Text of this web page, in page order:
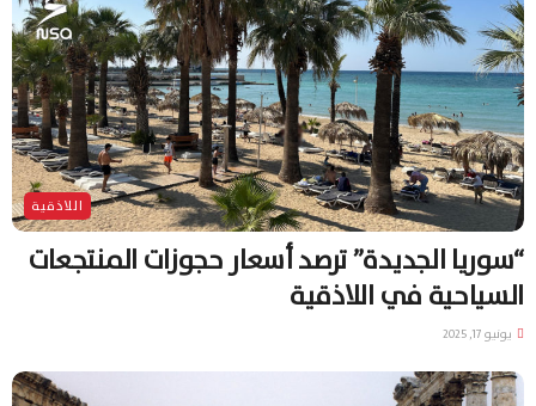
اللاذقية
“سوريا الجديدة” ترصد أسعار حجوزات المنتجعات
السياحية في اللاذقية
يونيو 17, 2025